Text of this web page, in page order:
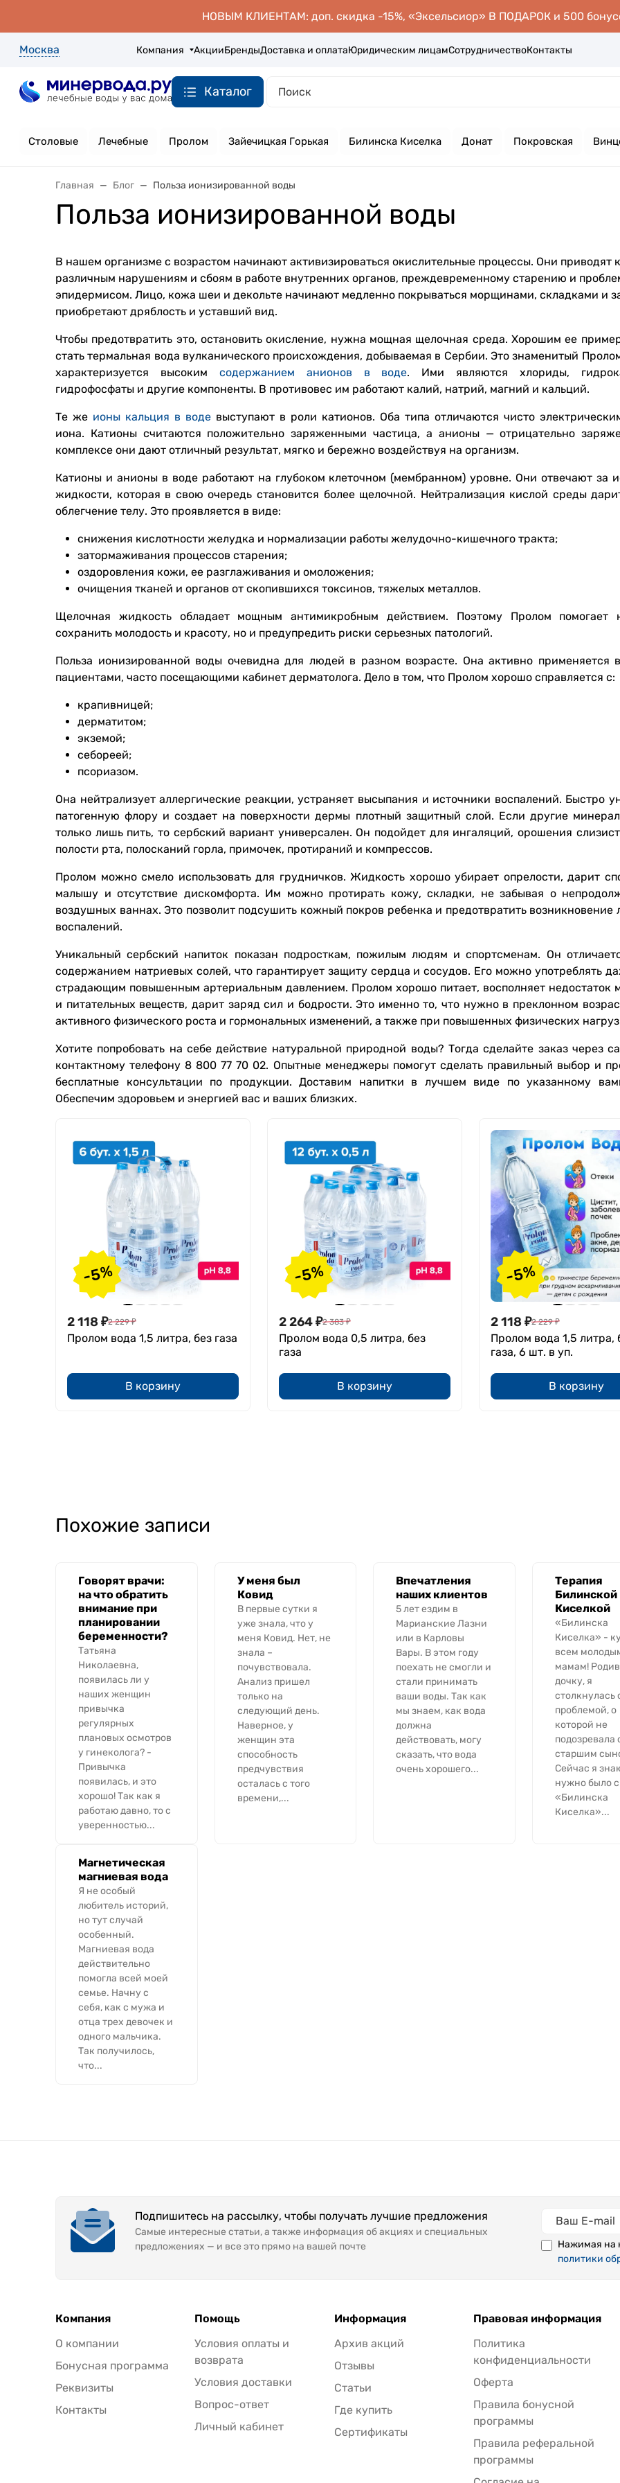
НОВЫМ КЛИЕНТАМ: доп. скидка -15%, «Эксельсиор» В ПОДАРОК и 500
Москва Компания АкцииБрендыДоставка и оплатаЮридическим лицамСотрудничествоКонтакты
Каталог
Столовые Лечебные Пролом Зайечицкая Горькая Билинска Киселка Донат Покровская
Главная Блог Польза ионизированной воды
Польза ионизированной воды
В нашем организме с возрастом начинают активизироваться окислительные процессы. Они приводят к
различным нарушениям и сбоям в работе внутренних органов, преждевременному старению и
эпидермисом. Лицо, кожа шеи и декольте начинают медленно покрываться морщинами, складками и
приобретают дряблость и уставший вид.
Чтобы предотвратить это, остановить окисление, нужна мощная щелочная среда. Хорошим ее
стать термальная вода вулканического происхождения, добываемая в Сербии. Это знаменитый
характеризуется высоким содержанием анионов в воде. Ими являются хлориды,
гидрофосфаты и другие компоненты. В противовес им работают калий, натрий, магний и кальций.
Те же ионы кальция в воде выступают в роли катионов. Оба типа отличаются чисто
иона. Катионы считаются положительно заряженными частица, а анионы — отрицательно
комплексе они дают отличный результат, мягко и бережно воздействуя на организм.
Катионы и анионы в воде работают на глубоком клеточном (мембранном) уровне. Они отвечают за
жидкости, которая в свою очередь становится более щелочной. Нейтрализация кислой среды
облегчение телу. Это проявляется в виде:
снижения кислотности желудка и нормализации работы желудочно-кишечного тракта;
затормаживания процессов старения;
оздоровления кожи, ее разглаживания и омоложения;
очищения тканей и органов от скопившихся токсинов, тяжелых металлов.
Щелочная жидкость обладает мощным антимикробным действием. Поэтому Пролом помогает
сохранить молодость и красоту, но и предупредить риски серьезных патологий.
Польза ионизированной воды очевидна для людей в разном возрасте. Она активно применяется
пациентами, часто посещающими кабинет дерматолога. Дело в том, что Пролом хорошо справляется с:
крапивницей;
дерматитом;
экземой;
себореей;
псориазом.
Она нейтрализует аллергические реакции, устраняет высыпания и источники воспалений. Быстро
патогенную флору и создает на поверхности дермы плотный защитный слой. Если другие
только лишь пить, то сербский вариант универсален. Он подойдет для ингаляций, орошения
полости рта, полосканий горла, примочек, протираний и компрессов.
Пролом можно смело использовать для грудничков. Жидкость хорошо убирает опрелости, дарит
малышу и отсутствие дискомфорта. Им можно протирать кожу, складки, не забывая о
воздушных ваннах. Это позволит подсушить кожный покров ребенка и предотвратить возникновение
воспалений.
Уникальный сербский напиток показан подросткам, пожилым людям и спортсменам. Он
содержанием натриевых солей, что гарантирует защиту сердца и сосудов. Его можно употреблять
страдающим повышенным артериальным давлением. Пролом хорошо питает, восполняет недостаток
и питательных веществ, дарит заряд сил и бодрости. Это именно то, что нужно в преклонном
активного физического роста и гормональных изменений, а также при повышенных физических
Хотите попробовать на себе действие натуральной природной воды? Тогда сделайте заказ через
контактному телефону 8 800 77 70 02. Опытные менеджеры помогут сделать правильный выбор и
бесплатные консультации по продукции. Доставим напитки в лучшем виде по указанному
Обеспечим здоровьем и энергией вас и ваших близких.
-5%
2 118 ₽2 229 ₽
Пролом вода 1,5 литра, без газа
В корзину
-5%
2 264₽2 383 ₽
Пролом вода 0,5 литра, без
газа
В корзину
-5%
2 118 ₽2 229 ₽
Пролом вода 1,5 литра,
газа, 6 шт. в уп.
В корзину
Похожие записи
Говорят врачи:
на что обратить
внимание при
планировании
беременности?
Татьяна
Николаевна,
появилась ли у
наших женщин
привычка
регулярных
плановых осмотров
у гинеколога? -
Привычка
появилась, и это
хорошо! Так как я
работаю давно, то с
уверенностью...
У меня был
Ковид
В первые сутки я
уже знала, что у
меня Ковид. Нет, не
знала –
почувствовала.
Анализ пришел
только на
следующий день.
Наверное, у
женщин эта
способность
предчувствия
осталась с того
времени,...
Впечатления
наших клиентов
5 лет ездим в
Марианские Лазни
или в Карловы
Вары. В этом году
поехать не смогли и
стали принимать
ваши воды. Так как
мы знаем, как вода
должна
действовать, могу
сказать, что вода
очень хорошего...
Терапия
Билинской
Киселкой
«Билинска
Киселка» -
всем
мамам! Родив
дочку, я
столкнулась
проблемой, о
которой не
подозревала
старшим
Сейчас я
нужно было
«Билинска
Киселка»...
Магнетическая
магниевая вода
Я не особый
любитель историй,
но тут случай
особенный.
Магниевая вода
действительно
помогла всей моей
семье. Начну с
себя, как с мужа и
отца трех девочек и
одного мальчика.
Так получилось,
что...
Подпишитесь на рассылку, чтобы получать лучшие предложения
Самые интересные статьи, а также информация об акциях и специальных
предложениях — и все это прямо на вашей почте
Нажимая на
политики
Компания
О компании
Бонусная программа
Реквизиты
Контакты
Помощь
Условия оплаты и
возврата
Условия доставки
Вопрос-ответ
Личный кабинет
Информация
Архив акций
Отзывы
Статьи
Где купить
Сертификаты
Правовая информация
Политика
конфиденциальности
Оферта
Правила бонусной
программы
Правила реферальной
программы